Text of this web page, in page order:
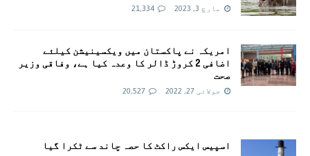
مارچ 3, 2023 21,334
امريکہ نے پاکستان میں ویکسینیشن کیلئے
اضافی 2 کروڑ ڈالر کا وعدہ کیا ہے، وفاقی وزیر
صحت
جولائی 27, 2022 20,527
اسپیس ایکس راکٹ کا حصہ چاند سے ٹکرا گیا